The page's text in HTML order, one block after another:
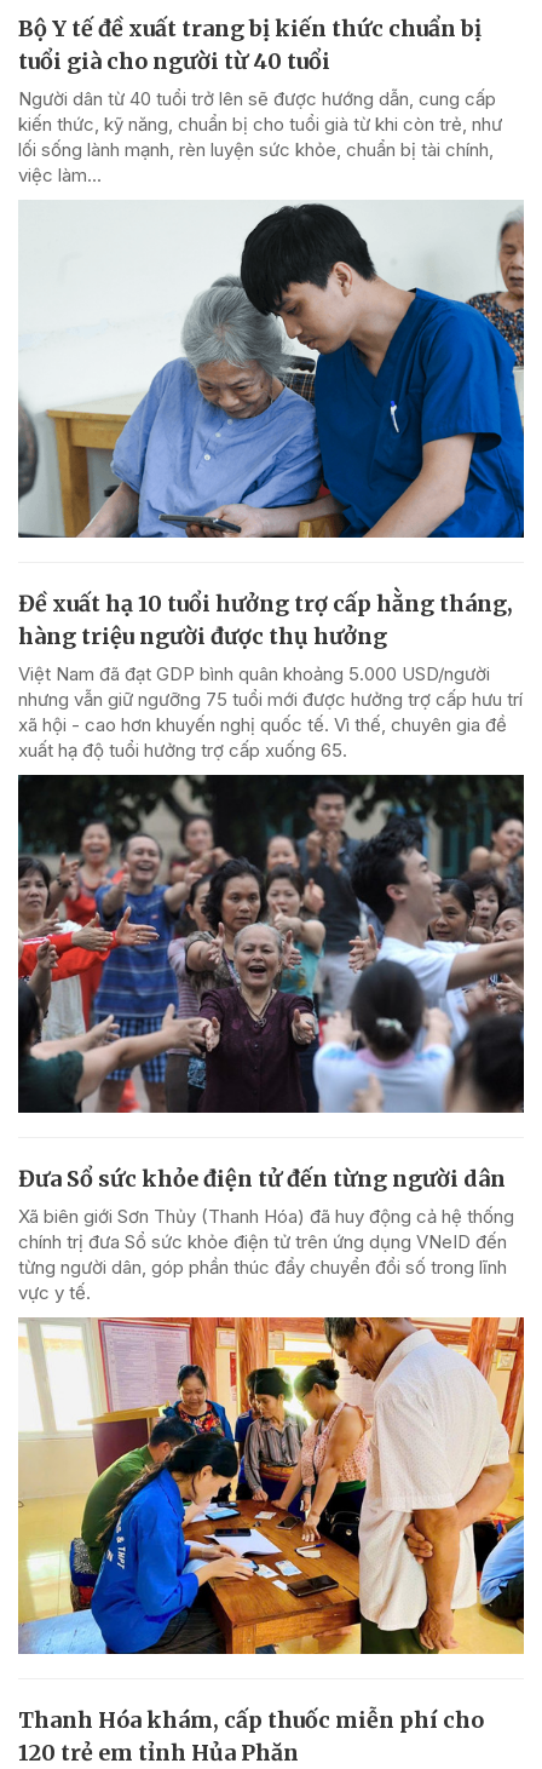
Bộ Y tế đề xuất trang bị kiến thức chuẩn bị
tuổi già cho người từ 40 tuổi
Người dân từ 40 tuổi trở lên sẽ được hướng dẫn, cung cấp
kiến thức, kỹ năng, chuẩn bị cho tuổi già từ khi còn trẻ, như
lối sống lành mạnh, rèn luyện sức khỏe, chuẩn bị tài chính,
việc làm...
Đề xuất hạ 10 tuổi hưởng trợ cấp hằng tháng,
hàng triệu người được thụ hưởng
Việt Nam đã đạt GDP bình quân khoảng 5.000 USD/người
nhưng vẫn giữ ngưỡng 75 tuổi mới được hưởng trợ cấp hưu trí
xã hội - cao hơn khuyến nghị quốc tế. Vì thế, chuyên gia đề
xuất hạ độ tuổi hưởng trợ cấp xuống 65.
Đưa Sổ sức khỏe điện tử đến từng người dân
Xã biên giới Sơn Thủy (Thanh Hóa) đã huy động cả hệ thống
chính trị đưa Sổ sức khỏe điện tử trên ứng dụng VNeID đến
từng người dân, góp phần thúc đẩy chuyển đổi số trong lĩnh
vực y tế.
Thanh Hóa khám, cấp thuốc miễn phí cho
120 trẻ em tỉnh Hủa Phăn